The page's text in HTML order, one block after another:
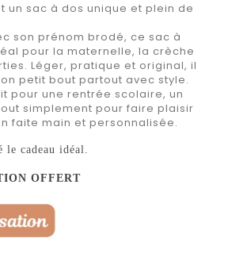
un sac à dos unique et plein de
son prénom brodé, ce sac à
pour la maternelle, la crèche
Léger, pratique et original, il
petit bout partout avec style.
pour une rentrée scolaire, un
simplement pour faire plaisir
faite main et personnalisée.
le cadeau idéal.
OFFERT